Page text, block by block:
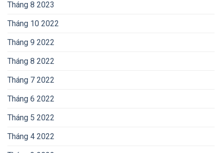
Tháng 8 2023
Tháng 10 2022
Tháng 9 2022
Tháng 8 2022
Tháng 7 2022
Tháng 6 2022
Tháng 5 2022
Tháng 4 2022